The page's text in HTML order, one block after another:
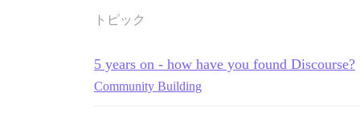
トピック
5 years on - how have you found Discourse?
Community Building